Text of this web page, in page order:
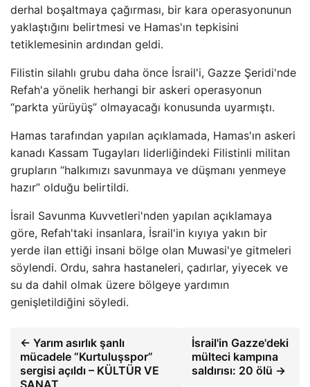
derhal boşaltmaya çağırması, bir kara operasyonunun
yaklaştığını belirtmesi ve Hamas'ın tepkisini
tetiklemesinin ardından geldi.
Filistin silahlı grubu daha önce İsrail'i, Gazze Şeridi'nde
Refah'a yönelik herhangi bir askeri operasyonun
“parkta yürüyüş” olmayacağı konusunda uyarmıştı.
Hamas tarafından yapılan açıklamada, Hamas'ın askeri
kanadı Kassam Tugayları liderliğindeki Filistinli militan
grupların “halkımızı savunmaya ve düşmanı yenmeye
hazır” olduğu belirtildi.
İsrail Savunma Kuvvetleri'nden yapılan açıklamaya
göre, Refah'taki insanlara, İsrail'in kıyıya yakın bir
yerde ilan ettiği insani bölge olan Muwasi'ye gitmeleri
söylendi. Ordu, sahra hastaneleri, çadırlar, yiyecek ve
su da dahil olmak üzere bölgeye yardımın
genişletildiğini söyledi.
← Yarım asırlık şanlı
mücadele “Kurtuluşspor”
sergisi açıldı – KÜLTÜR VE
SANAT
İsrail'in Gazze'deki
mülteci kampına
saldırısı: 20 ölü →